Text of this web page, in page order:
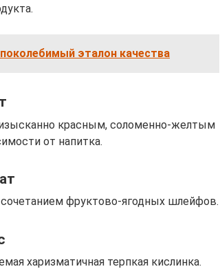
эталон качества
красным, соломенно-желтым
от напитка.
фруктово-ягодных шлейфов.
харизматичная терпкая кислинка.